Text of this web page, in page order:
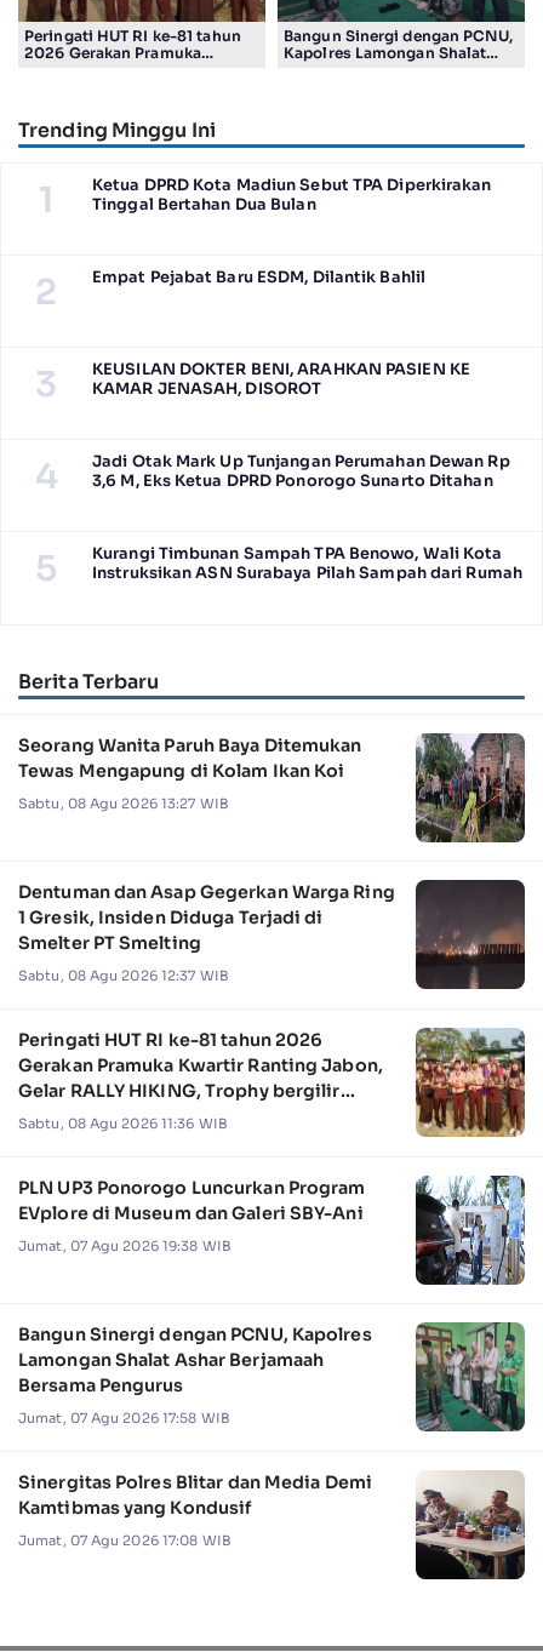
Peringati HUT RI ke-81 tahun
2026 Gerakan Pramuka
Bangun Sinergi dengan PCNU,
Kapolres Lamongan Shalat
Trending Minggu Ini
1
Ketua DPRD Kota Madiun Sebut TPA Diperkirakan
Tinggal Bertahan Dua Bulan
2 Empat Pejabat Baru ESDM, Dilantik Bahlil
3
KEUSILAN DOKTER BENI, ARAHKAN PASIEN KE
KAMAR JENASAH, DISOROT
4
Jadi Otak Mark Up Tunjangan Perumahan Dewan Rp
3,6 M, Eks Ketua DPRD Ponorogo Sunarto Ditahan
5
Kurangi Timbunan Sampah TPA Benowo, Wali Kota
Instruksikan ASN Surabaya Pilah Sampah dari Rumah
Berita Terbaru
Seorang Wanita Paruh Baya Ditemukan
Tewas Mengapung di Kolam Ikan Koi
Sabtu, 08 Agu 2026 13:27 WIB
Dentuman dan Asap Gegerkan Warga Ring
1 Gresik, Insiden Diduga Terjadi di
Smelter PT Smelting
Sabtu, 08 Agu 2026 12:37 WIB
Peringati HUT RI ke-81 tahun 2026
Gerakan Pramuka Kwartir Ranting Jabon,
Gelar RALLY HIKING, Trophy bergilir
Camat Jabon
Sabtu, 08 Agu 2026 11:36 WIB
PLN UP3 Ponorogo Luncurkan Program
EVplore di Museum dan Galeri SBY-Ani
Jumat, 07 Agu 2026 19:38 WIB
Bangun Sinergi dengan PCNU, Kapolres
Lamongan Shalat Ashar Berjamaah
Bersama Pengurus
Jumat, 07 Agu 2026 17:58 WIB
Sinergitas Polres Blitar dan Media Demi
Kamtibmas yang Kondusif
Jumat, 07 Agu 2026 17:08 WIB